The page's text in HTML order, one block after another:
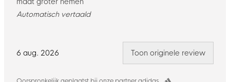
6 aug. 2026
Automatisch vertaald
Toon originele review